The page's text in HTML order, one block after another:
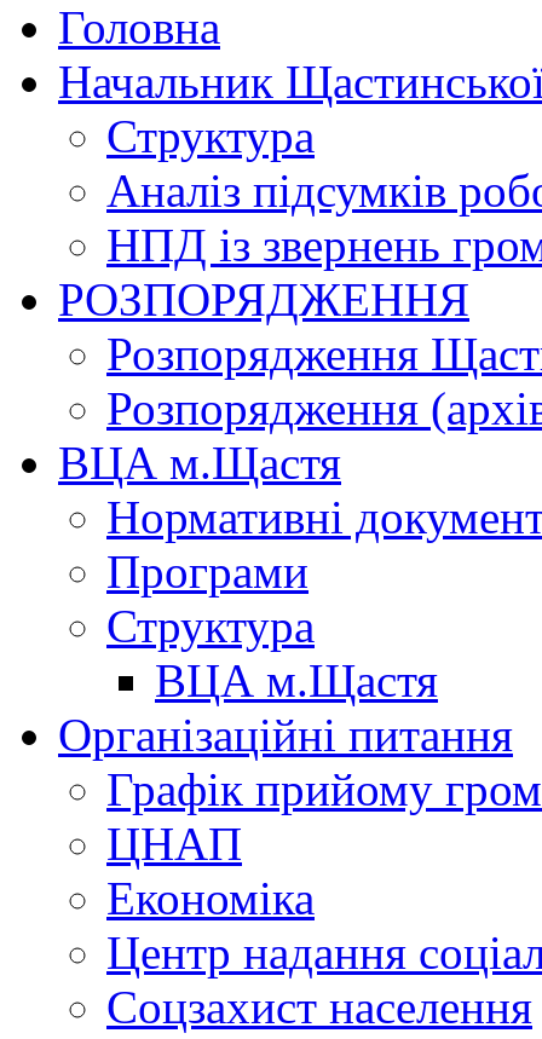
Головна
Начальник
Структура
Аналіз підсумків
НПД із звернень
РОЗПОРЯДЖЕННЯ
Розпорядження
Розпорядження
ВЦА м.Щастя
Нормативні
Програми
Структура
ВЦА м.Щастя
Організаційні питання
Графік прийому
ЦНАП
Економіка
Центр надання
Соцзахист населення